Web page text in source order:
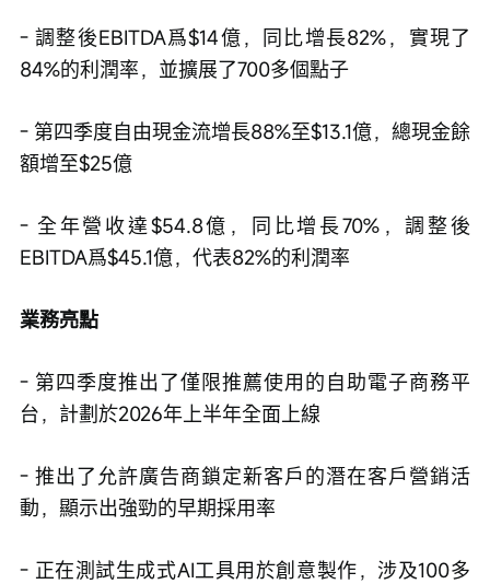
- 調整後EBITDA爲$14億，同比增長82%，實現了
84%的利潤率，並擴展了700多個點子
- 第四季度自由現金流增長88%至$13.1億，總現金餘
額增至$25億
- 全年營收達$54.8億，同比增長70%，調整後
EBITDA爲$45.1億，代表82%的利潤率
業務亮點
- 第四季度推出了僅限推薦使用的自助電子商務平
台，計劃於2026年上半年全面上線
- 推出了允許廣告商鎖定新客戶的潛在客戶營銷活
動，顯示出強勁的早期採用率
- 正在測試生成式AI工具用於創意製作，涉及100多